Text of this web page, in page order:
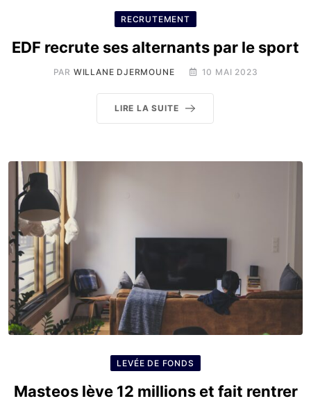
RECRUTEMENT
EDF recrute ses alternants par le sport
PAR WILLANE DJERMOUNE 10 MAI 2023
LIRE LA SUITE
LEVÉE DE FONDS
Masteos lève 12 millions et fait rentrer